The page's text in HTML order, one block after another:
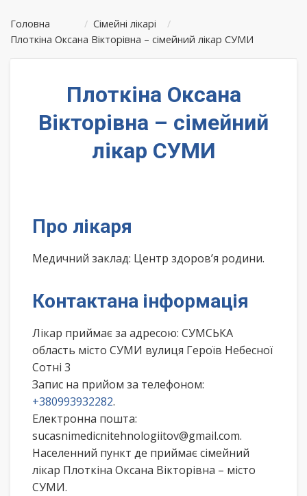
Головна / Сімейні лікарі
/
Плоткіна Оксана Вікторівна – сімейний лікар СУМИ
Плоткіна Оксана
Вікторівна – сімейний
лікар СУМИ
Про лікаря
Медичний заклад: Центр здоров’я родини.
Контактана інформація
Лікар приймає за адресою: СУМСЬКА
область місто СУМИ вулиця Героїв Небесної
Сотні 3
Запис на прийом за телефоном:
+380993932282.
Електронна пошта:
sucasnimedicnitehnologiitov@gmail.com.
Населенний пункт де приймає сімейний
лікар Плоткіна Оксана Вікторівна – місто
СУМИ.